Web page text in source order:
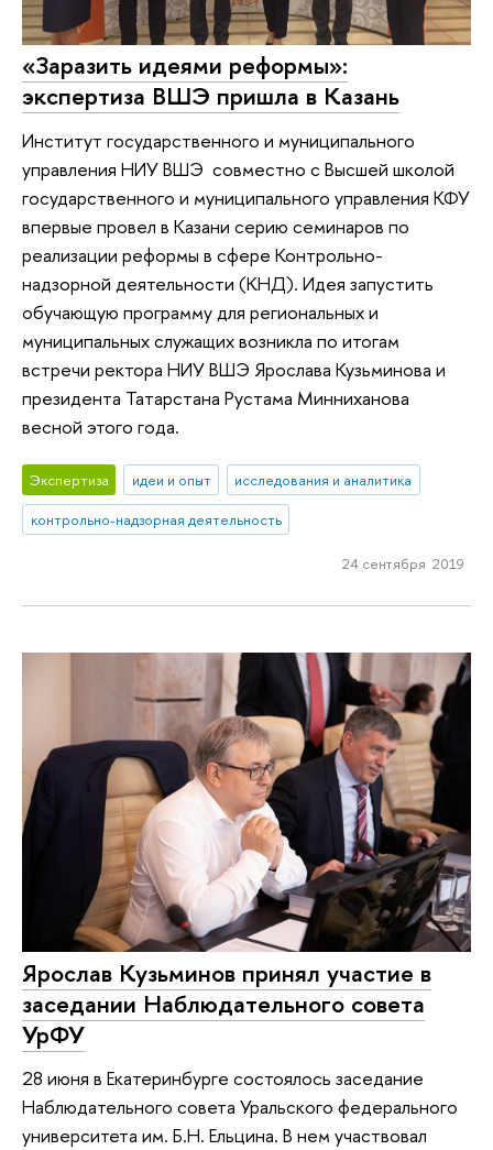
«Заразить идеями реформы»:
экспертиза ВШЭ пришла в Казань
Институт государственного и муниципального
управления НИУ ВШЭ совместно с Высшей школой
государственного и муниципального управления КФУ
впервые провел в Казани серию семинаров по
реализации реформы в сфере Контрольно-
надзорной деятельности (КНД). Идея запустить
обучающую программу для региональных и
муниципальных служащих возникла по итогам
встречи ректора НИУ ВШЭ Ярослава Кузьминова и
президента Татарстана Рустама Минниханова
весной этого года.
Экспертиза идеи и опыт
исследования и аналитика
контрольно-надзорная деятельность
24 сентября 2019
Ярослав Кузьминов принял участие в
заседании Наблюдательного совета
УрФУ
28 июня в Екатеринбурге состоялось заседание
Наблюдательного совета Уральского федерального
университета им. Б.Н. Ельцина. В нем участвовал